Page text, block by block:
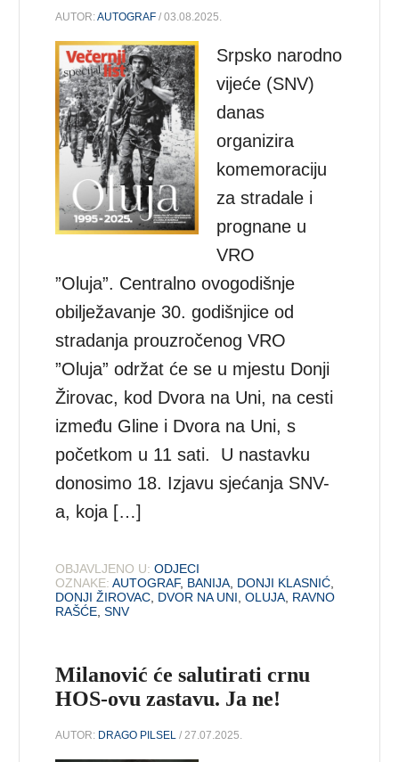
AUTOR:AUTOGRAF / 03.08.2025.
Srpsko narodno
vijeće (SNV)
danas
organizira
komemoraciju
za stradale i
prognane u
VRO
”Oluja”. Centralno ovogodišnje
obilježavanje 30. godišnjice od
stradanja prouzročenog VRO
”Oluja” održat će se u mjestu Donji
Žirovac, kod Dvora na Uni, na cesti
između Gline i Dvora na Uni, s
početkom u 11 sati. U nastavku
donosimo 18. Izjavu sjećanja SNV-
a, koja […]
OBJAVLJENO U: ODJECI
OZNAKE: AUTOGRAF, BANIJA DONJI KLASNIĆ
DONJI ŽIROVAC DVOR NA UNI ,OLUJA RAVNO
RAŠĆE ,SNV
Milanović će salutirati crnu
HOS-ovu zastavu. Ja ne!
AUTOR: DRAGO PILSEL / 27.07.2025.